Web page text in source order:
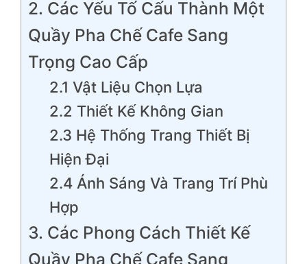
2. Các Yếu Tố Cấu Thành Một
Quầy Pha Chế Cafe Sang
Trọng Cao Cấp
2.1 Vật Liệu Chọn Lựa
2.2 Thiết Kế Không Gian
2.3 Hệ Thống Trang Thiết Bị
Hiện Đại
2.4 Ánh Sáng Và Trang Trí Phù
Hợp
3. Các Phong Cách Thiết Kế
Quầy Pha Chế Cafe Sang